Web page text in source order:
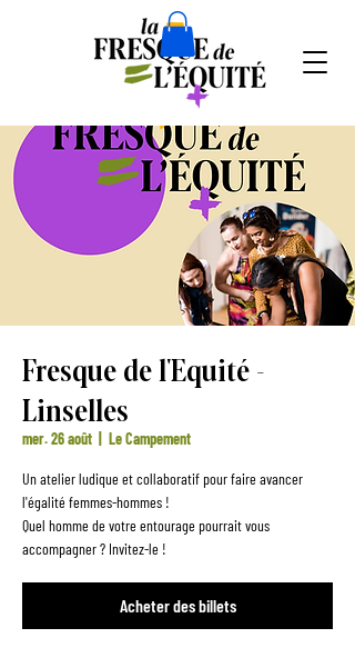
Fresque de l'Equité -
Linselles
mer. 26 août Le Campement
Un atelier ludique et collaboratif pour faire avancer
l'égalité femmes-hommes !
Quel homme de votre entourage pourrait vous
accompagner ? Invitez-le !
Acheter des billets